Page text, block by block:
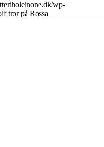
wp-
tror på Rossa